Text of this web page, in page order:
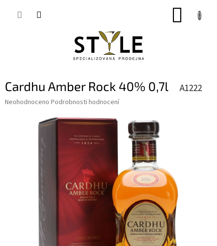
Cardhu Amber Rock 40% 0,7l A1222
Průměrné
Neohodnoceno Podrobnosti hodnocení